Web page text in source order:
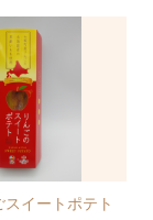
イートポテト